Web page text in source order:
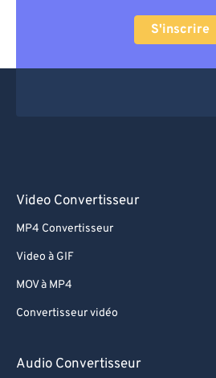
S'inscrire
Video Convertisseur
MP4 Convertisseur
Video à GIF
MOV à MP4
Convertisseur vidéo
Audio Convertisseur